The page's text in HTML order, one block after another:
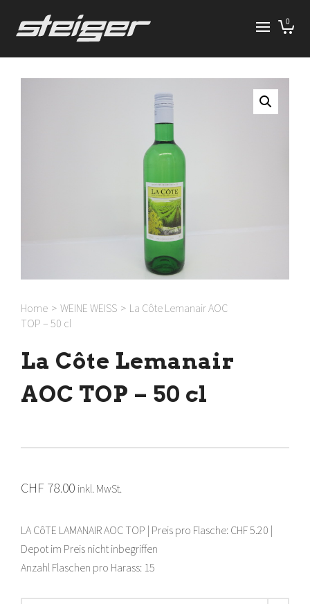
0
Home > WEINE WEISS > La Côte Lemanair AOC
TOP – 50 cl
La Côte Lemanair
AOC TOP – 50 cl
CHF 78.00 inkl. MwSt.
LA CôTE LAMANAIR AOC TOP | Preis pro Flasche: CHF 5.20 |
Depot im Preis nicht inbegriffen
Anzahl Flaschen pro Harass: 15